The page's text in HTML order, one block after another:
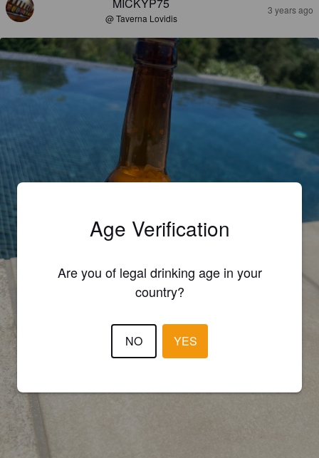
MICKYP75
@ Taverna Lovidis
3 years ago
Age Verification
Are you of legal drinking age in your
country?
NO YES